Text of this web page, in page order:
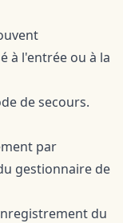
à l'entrée ou à la
de secours.
par
gestionnaire de
du